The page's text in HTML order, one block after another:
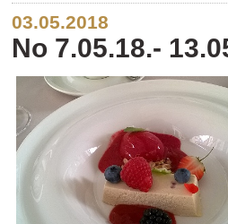
03.05.2018
No 7.05.18.-